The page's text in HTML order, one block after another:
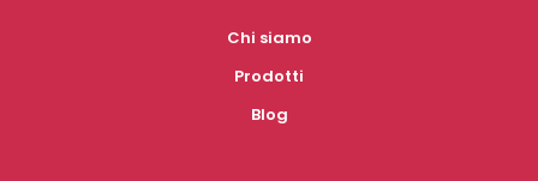
Chi siamo
Prodotti
Blog